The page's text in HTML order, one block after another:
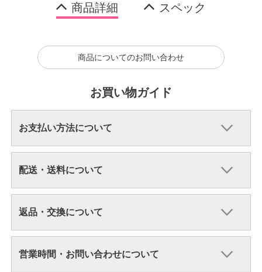
商品詳細 スペック
商品についてのお問い合わせ
お買い物ガイド
お支払い方法について
配送・送料について
返品・交換について
営業時間・お問い合わせについて